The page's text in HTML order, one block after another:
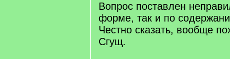
Вопрос поставлен
форме, так и по
Честно сказать, вообще
Сгущ.